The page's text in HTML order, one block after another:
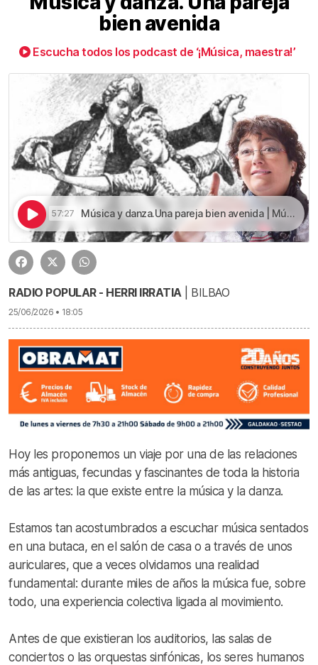
bien avenida
Escucha todos los podcast de ‘¡Música, maestra!’
57:27 Música y danza.Una pareja bien avenida | Música y danza. Una pareja bien avenida
RADIO POPULAR - HERRI IRRATIA| BILBAO
25/06/2026 • 18:05
Hoy les proponemos un viaje por una de las relaciones
más antiguas, fecundas y fascinantes de toda la historia
de las artes: la que existe entre la música y la danza.
Estamos tan acostumbrados a escuchar música sentados
en una butaca, en el salón de casa o a través de unos
auriculares, que a veces olvidamos una realidad
fundamental: durante miles de años la música fue, sobre
todo, una experiencia colectiva ligada al movimiento.
Antes de que existieran los auditorios, las salas de
conciertos o las orquestas sinfónicas, los seres humanos